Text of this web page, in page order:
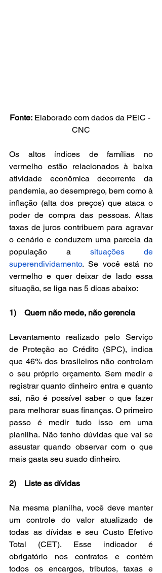
Fonte: Elaborado com dados da PEIC -
CNC
Os altos índices de famílias no
vermelho estão relacionados à baixa
atividade econômica decorrente da
pandemia, ao desemprego, bem como à
inflação (alta dos preços) que ataca o
poder de compra das pessoas. Altas
taxas de juros contribuem para agravar
o cenário e conduzem uma parcela da
população a situações de
superendividamento. Se você está no
vermelho e quer deixar de lado essa
situação, se liga nas 5 dicas abaixo:
1)    Quem não mede, não gerencia
Levantamento realizado pelo Serviço
de Proteção ao Crédito (SPC), indica
que 46% dos brasileiros não controlam
o seu próprio orçamento. Sem medir e
registrar quanto dinheiro entra e quanto
sai, não é possível saber o que fazer
para melhorar suas finanças. O primeiro
passo é medir tudo isso em uma
planilha. Não tenho dúvidas que vai se
assustar quando observar com o que
mais gasta seu suado dinheiro.
2)    Liste as dívidas
Na mesma planilha, você deve manter
um controle do valor atualizado de
todas as dívidas e seu Custo Efetivo
Total (CET). Esse indicador é
obrigatório nos contratos e contém
todos os encargos, tributos, taxas e